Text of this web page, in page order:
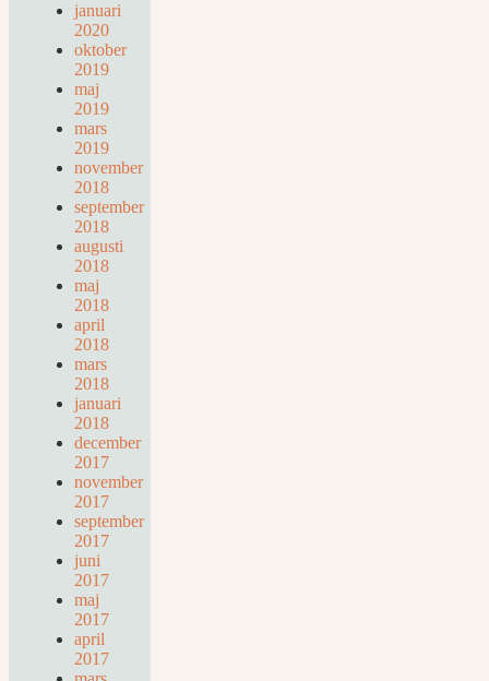
januari
2020
oktober
2019
maj
2019
mars
2019
november
2018
september
2018
augusti
2018
maj
2018
april
2018
mars
2018
januari
2018
december
2017
november
2017
september
2017
juni
2017
maj
2017
april
2017